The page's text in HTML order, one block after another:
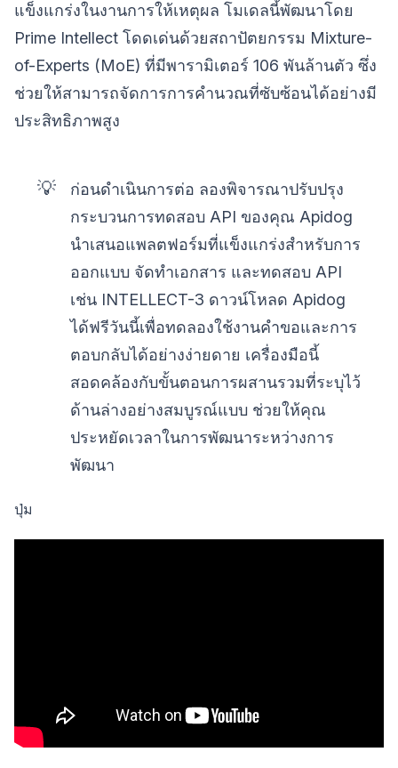
แข็งแกร่งในงานการให้เหตุผล โมเดลนี้พัฒนาโดย
Prime Intellect โดดเด่นด้วยสถาปัตยกรรม Mixture-
of-Experts (MoE) ที่มีพารามิเตอร์ 106 พันล้านตัว ซึ่ง
ช่วยให้สามารถจัดการการคำนวณที่ซับซ้อนได้อย่างมี
ประสิทธิภาพสูง
💡
ก่อนดำเนินการต่อ ลองพิจารณาปรับปรุง
กระบวนการทดสอบ API ของคุณ Apidog
นำเสนอแพลตฟอร์มที่แข็งแกร่งสำหรับการ
ออกแบบ จัดทำเอกสาร และทดสอบ API
เช่น INTELLECT-3 ดาวน์โหลด Apidog
ได้ฟรีวันนี้เพื่อทดลองใช้งานคำขอและการ
ตอบกลับได้อย่างง่ายดาย เครื่องมือนี้
สอดคล้องกับขั้นตอนการผสานรวมที่ระบุไว้
ด้านล่างอย่างสมบูรณ์แบบ ช่วยให้คุณ
ประหยัดเวลาในการพัฒนาระหว่างการ
พัฒนา
ปุ่ม